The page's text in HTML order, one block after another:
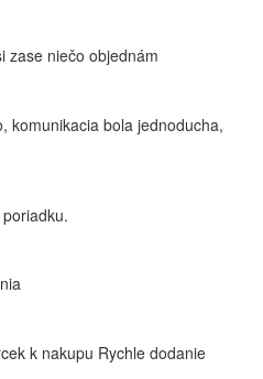
zase niečo objednám
komunikacia bola jednoducha,
k nakupu Rychle dodanie